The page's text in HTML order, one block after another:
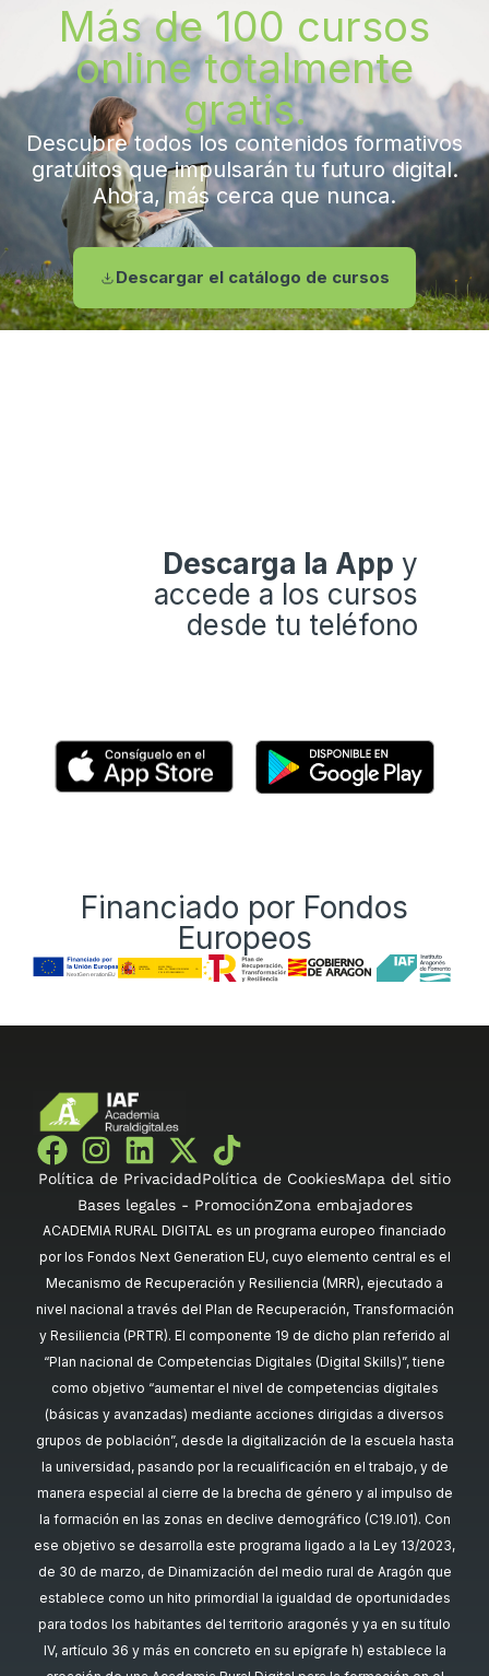
Más de 100 cursos
online totalmente
gratis.
Descubre todos los contenidos formativos
gratuitos que impulsarán tu futuro digital.
Ahora, más cerca que nunca.
Descargar el catálogo de cursos
Descarga la App y
accede a los cursos
desde tu teléfono
Financiado por Fondos
Europeos
Política de PrivacidadPolítica de CookiesMapa del sitio
Bases legales - PromociónZona embajadores
ACADEMIA RURAL DIGITAL es un programa europeo financiado
por los Fondos Next Generation EU, cuyo elemento central es el
Mecanismo de Recuperación y Resiliencia (MRR), ejecutado a
nivel nacional a través del Plan de Recuperación, Transformación
y Resiliencia (PRTR). El componente 19 de dicho plan referido al
“Plan nacional de Competencias Digitales (Digital Skills)”, tiene
como objetivo “aumentar el nivel de competencias digitales
(básicas y avanzadas) mediante acciones dirigidas a diversos
grupos de población”, desde la digitalización de la escuela hasta
la universidad, pasando por la recualificación en el trabajo, y de
manera especial al cierre de la brecha de género y al impulso de
la formación en las zonas en declive demográfico (C19.I01). Con
ese objetivo se desarrolla este programa ligado a la Ley 13/2023,
de 30 de marzo, de Dinamización del medio rural de Aragón que
establece como un hito primordial la igualdad de oportunidades
para todos los habitantes del territorio aragonés y ya en su título
IV, artículo 36 y más en concreto en su epígrafe h) establece la